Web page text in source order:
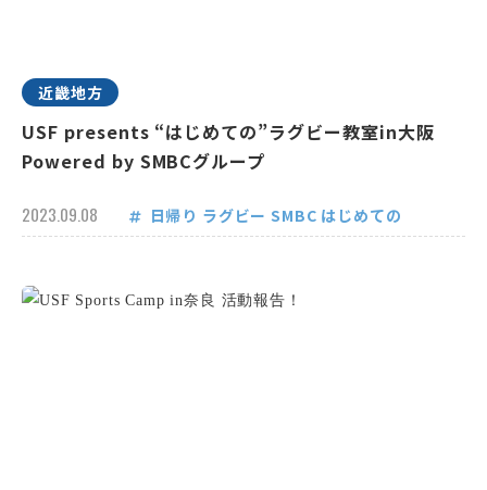
近畿地方
USF presents “はじめての”ラグビー教室in大阪
Powered by SMBCグループ
2023.09.08 日帰り ラグビー SMBC はじめての